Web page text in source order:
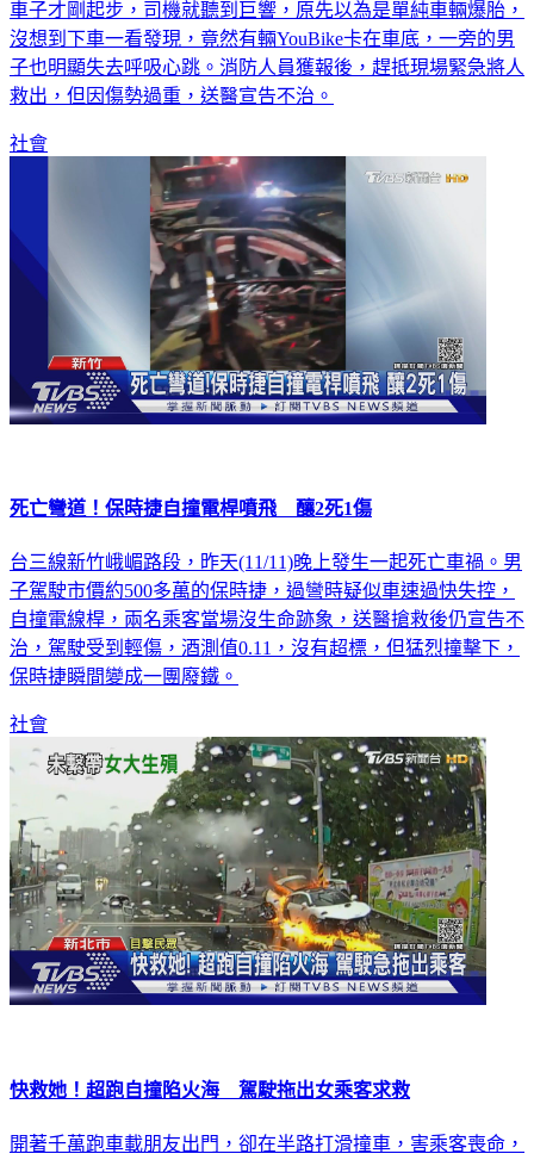
車子才剛起步，司機就聽到巨響，原先以為是單純車輛爆胎，
沒想到下車一看發現，竟然有輛YouBike卡在車底，一旁的男
子也明顯失去呼吸心跳。消防人員獲報後，趕抵現場緊急將人
救出，但因傷勢過重，送醫宣告不治。
社會
死亡彎道！保時捷自撞電桿噴飛 釀2死1傷
台三線新竹峨嵋路段，昨天(11/11)晚上發生一起死亡車禍。男
子駕駛市價約500多萬的保時捷，過彎時疑似車速過快失控，
自撞電線桿，兩名乘客當場沒生命跡象，送醫搶救後仍宣告不
治，駕駛受到輕傷，酒測值0.11，沒有超標，但猛烈撞擊下，
保時捷瞬間變成一團廢鐵。
社會
快救她！超跑自撞陷火海 駕駛拖出女乘客求救
開著千萬跑車載朋友出門，卻在半路打滑撞車，害乘客喪命，